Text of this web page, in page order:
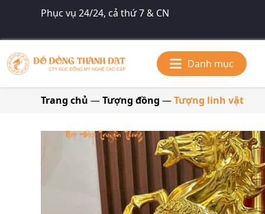
Phục vụ 24/24, cả thứ 7 & CN
Danh mục
Trang chủ —Tượng đồng —Tượng linh vật